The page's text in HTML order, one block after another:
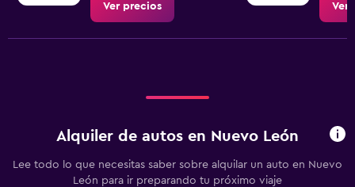
Ver precios Ver
Alquiler de autos en Nuevo León
Lee todo lo que necesitas saber sobre alquilar un auto en Nuevo
León para ir preparando tu próximo viaje